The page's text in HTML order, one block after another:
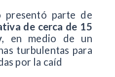
presentó parte de
de cerca de 15
, en medio de un
turbulentas para
por la caíd